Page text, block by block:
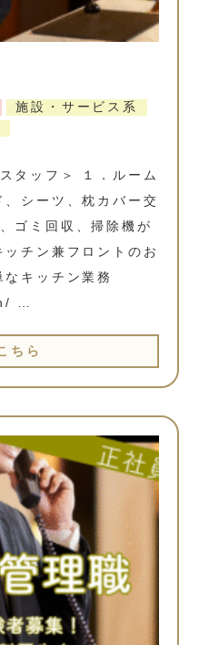
施設・サービス系
タッフ＞ １．ルーム
ーツ、枕カバー交
ゴミ回収、掃除機が
チン兼フロントのお
キッチン業務
…
ちら